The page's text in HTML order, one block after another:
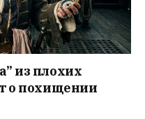
из плохих
о похищении